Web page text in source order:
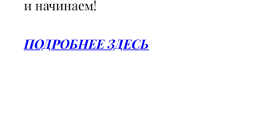
и начинаем!
ПОДРОБНЕЕ ЗДЕСЬ